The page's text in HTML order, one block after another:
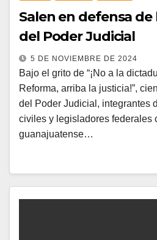
Salen en defensa
del Poder Judicial
5 DE NOVIEMBRE DE 2024
Bajo el grito de “¡No a la
Reforma, arriba la justicia!”,
del Poder Judicial, integrantes
civiles y legisladores federales
guanajuatense…